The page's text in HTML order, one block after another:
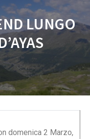
LUNGO
domenica 2 Marzo,